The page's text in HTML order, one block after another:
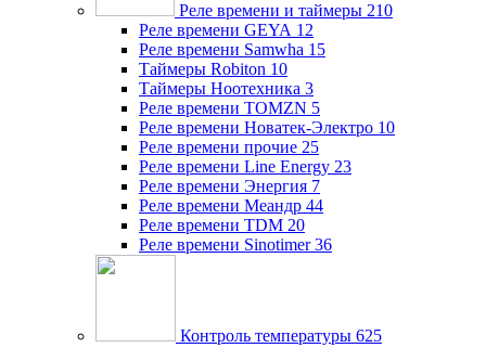
Реле времени и таймеры 210
Реле времени GEYA 12
Реле времени Samwha 15
Таймеры Robiton 10
Таймеры Ноотехника 3
Реле времени TOMZN 5
Реле времени Новатек-Электро 10
Реле времени прочие 25
Реле времени Line Energy 23
Реле времени Энергия 7
Реле времени Меандр 44
Реле времени TDM 20
Реле времени Sinotimer 36
Контроль температуры 625